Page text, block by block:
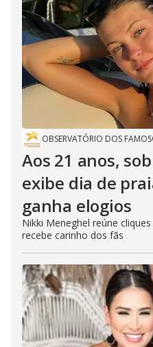
OBSERVATÓRIO DOS
Aos 21 anos,
exibe dia de
ganha elogios
Nikki Meneghel reúne
recebe carinho dos fãs